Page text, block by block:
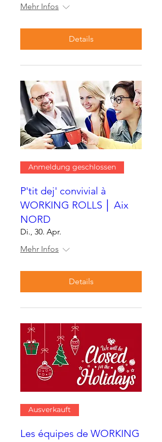
Mehr Infos
Details
Anmeldung geschlossen
P'tit dej' convivial à
WORKING ROLLS │ Aix
NORD
Di., 30. Apr.
Mehr Infos
Details
Ausverkauft
Les équipes de WORKING